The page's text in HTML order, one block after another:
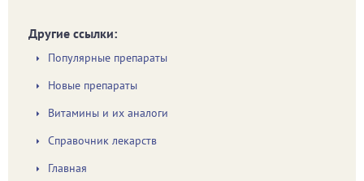
Другие ссылки:
Популярные препараты
Новые препараты
Витамины и их аналоги
Справочник лекарств
Главная